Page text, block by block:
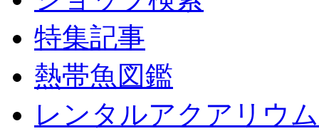
特集記事
熱帯魚図鑑
レンタルアクアリウム